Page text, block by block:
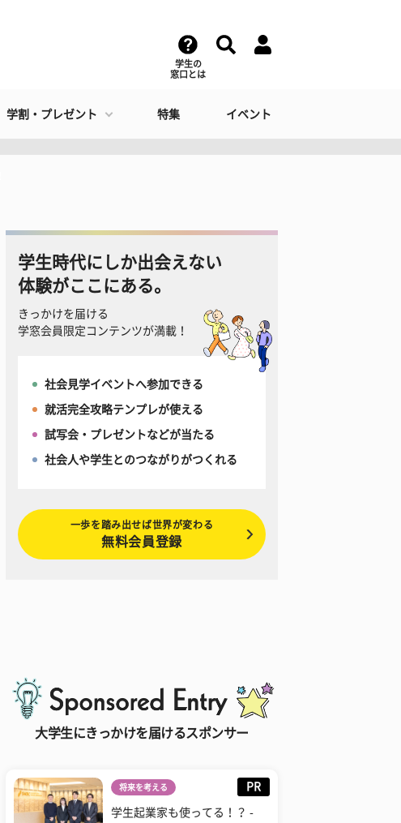
学生の
窓口とは
学割・プレゼント 特集 イベント
学生時代にしか出会えない
体験がここにある。
きっかけを届ける
学窓会員限定コンテンツが満載！
社会見学イベントへ参加できる
就活完全攻略テンプレが使える
試写会・プレゼントなどが当たる
社会人や学生とのつながりがつくれる
一歩を踏み出せば世界が変わる
無料会員登録
大学生にきっかけを届けるスポンサー
将来を考える PR
学生起業家も使ってる！？ -